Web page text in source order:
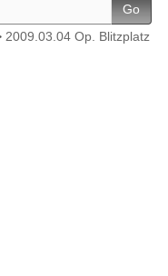
Go
2009.03.04 Op. Blitzplatz